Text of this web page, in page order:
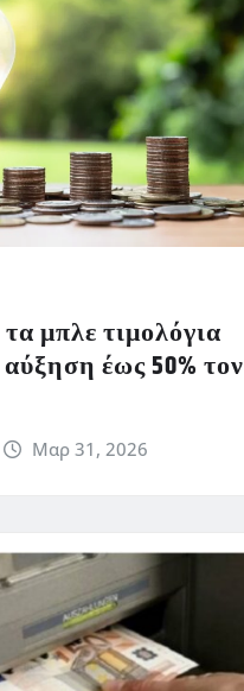
μπλε τιμολόγια
έως 50% τον
Μαρ 31, 2026